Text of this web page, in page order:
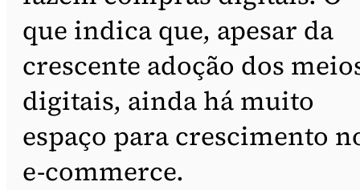
que indica que, apesar da
crescente adoção dos
digitais, ainda há muito
espaço para crescimento
e-commerce.